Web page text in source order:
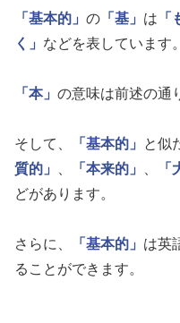
「基本的」 の 「基」 は 「
く」 などを表しています。
「本」 の意味は前述の通
そして、 「基本的」 と似
質的」
「本来的」 「
どがあります。
さらに、 「基本的」 は英
ることができます。